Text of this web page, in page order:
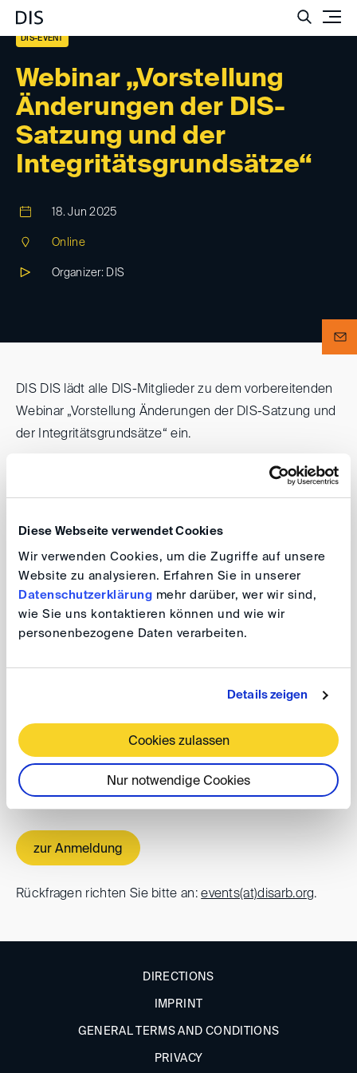
Diese Webseite verwendet Cookies
Wir verwenden Cookies, um die Zugriffe auf unsere
Website zu analysieren. Erfahren Sie in unserer
Datenschutzerklärung mehr darüber, wer wir sind,
wie Sie uns kontaktieren können und wie wir
personenbezogene Daten verarbeiten.
Details zeigen
Cookies zulassen
Nur notwendige Cookies
Webinar „Vorstellung
Änderungen der DIS-
Satzung und der
Integritätsgrundsätze“
DIS-EVENT
18. Jun 2025
Online
Organizer: DIS
DIS DIS lädt alle DIS-Mitglieder zu dem vorbereitenden
Webinar „Vorstellung Änderungen der DIS-Satzung und
der Integritätsgrundsätze“ ein.
DIS-Satzung und der
Integritätsgrundsätze“
Datum: 18. Juni 2025, 13:00 - 14:00 Uhr
Das Webinar findet als Videokonferenz statt.
Registrieren Sie sich bitte bis zum 16. Juni 2025
untenstehenden Link. Mit Anmeldung akzeptieren Sie
die
allgemeinen Geschäftsbedingungen der DIS
Konferenzen und Workshops.
zur Anmeldung
Rückfragen richten Sie bitte an:events(at)disarb.org.
DIRECTIONS
IMPRINT
GENERAL TERMS AND CONDITIONS
PRIVACY